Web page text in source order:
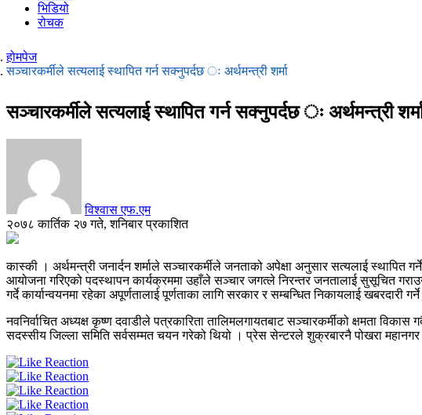
भिडियो
रोचक
होमपेज
सञ्चारकर्मीले सत्यलाई स्थापित गर्न सक्नुपर्दछ ः अर्थमन्त्री शर्मा
सञ्चारकर्मीले सत्यलाई स्थापित गर्न सक्नुपर्दछ ः अर्थमन्त्री
विश्वास एफ.एम
२०७८ कार्तिक २७ गते, शनिबार प्रकाशित
कास्की । अर्थमन्त्री जनार्दन शर्माले सञ्चारकर्मीले जनताको अपेक्षा अनुसार सत्यलाई स्थापित
आयोजना गरिएको पदस्थापन कार्यक्रममा उहाँले सञ्चार जगत्ले निरन्तर जनतालाई सुसूचित गराउने
गर्दे कार्यान्वयनमा रहेका अपूर्णतालाई पूर्णताका लागि सरकार र सम्बन्धित निकायलाई खबरदारी
नवनिर्वाचित अध्यक्ष कृष्ण दवाडीले पत्रकारिता तालिमलगायतबाट सञ्चारकर्मीको क्षमता
सदस्सीय जिल्ला समिति सर्वसम्मत चयन गरेको थियो । प्रेस सेन्टरले शुक्रबारनै पोखरा